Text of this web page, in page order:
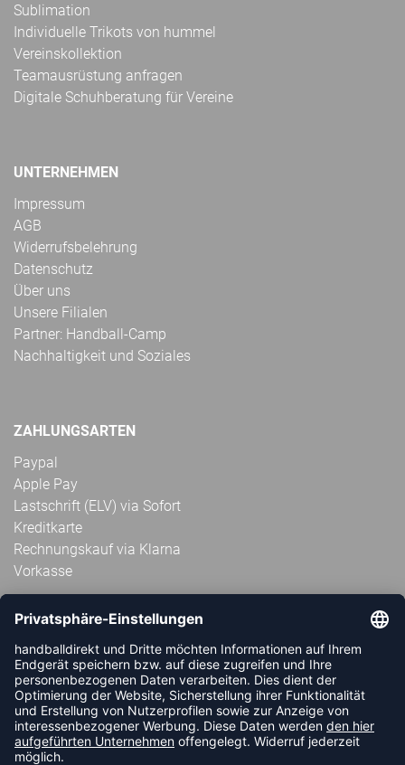
Sublimation
Individuelle Trikots von hummel
Vereinskollektion
Teamausrüstung anfragen
Digitale Schuhberatung für Vereine
UNTERNEHMEN
Impressum
AGB
Widerrufsbelehrung
Datenschutz
Über uns
Unsere Filialen
Partner: Handball-Camp
Nachhaltigkeit und Soziales
ZAHLUNGSARTEN
Paypal
Apple Pay
Lastschrift (ELV) via Sofort
Kreditkarte
Rechnungskauf via Klarna
Vorkasse
ABONNIERE JETZT DEN KOSTENLOSEN
HANDBALLDIREKT-NEWSLETTER UND VERPASSE KEINE
NEUIGKEIT ODER AKTION MEHR.
JETZT ANMELDEN